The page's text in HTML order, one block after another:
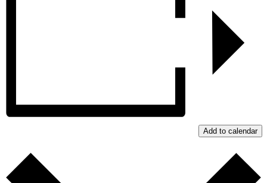
Add to calendar